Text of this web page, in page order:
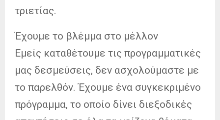
τριετίας.
Έχουμε το βλέμμα στο μέλλον
Εμείς καταθέτουμε τις προγραμματικές
μας δεσμεύσεις, δεν ασχολούμαστε με
το παρελθόν. Έχουμε ένα συγκεκριμένο
πρόγραμμα, το οποίο δίνει διεξοδικές